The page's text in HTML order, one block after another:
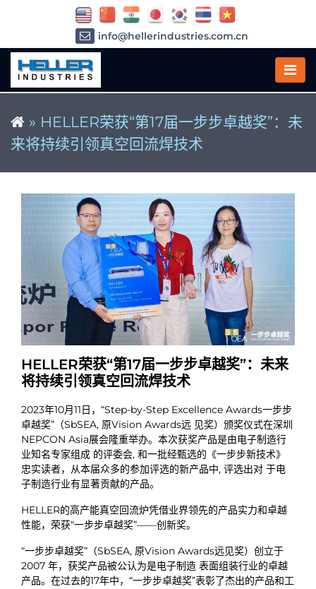
» HELLER荣获“第17届一步步卓越奖”：未
来将持续引领真空回流焊技术
HELLER荣获“第17届一步步卓越奖”：未来
将持续引领真空回流焊技术
2023年10月11日，“Step-by-Step Excellence Awards一步步
卓越奖”（SbSEA, 原Vision Awards远 见奖）颁奖仪式在深圳
NEPCON Asia展会隆重举办。本次获奖产品是由电子制造行
业知名专家组成 的评委会, 和一批经甄选的《一步步新技术》
忠实读者，从本届众多的参加评选的新产品中, 评选出对 于电
子制造行业有显著贡献的产品。
HELLER的高产能真空回流炉凭借业界领先的产品实力和卓越
性能，荣获“一步步卓越奖”——创新奖。
“一步步卓越奖”（SbSEA, 原Vision Awards远见奖）创立于
2007 年，获奖产品被公认为是电子制造 表面组装行业的卓越
产品。在过去的17年中，“一步步卓越奖”表彰了杰出的产品和工
info@hellerindustries.com.cn